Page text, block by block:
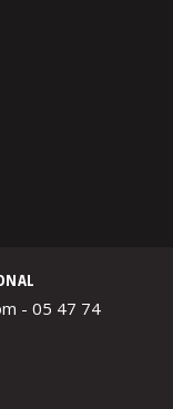
- 05 47 74